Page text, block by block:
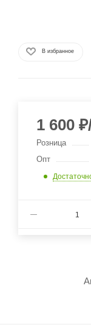
В избранное
1 600 ₽
Розница
Опт